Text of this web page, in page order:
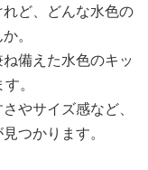
ど、どんな水色の
。
備えた水色のキッ
。
やサイズ感など、
つかります。